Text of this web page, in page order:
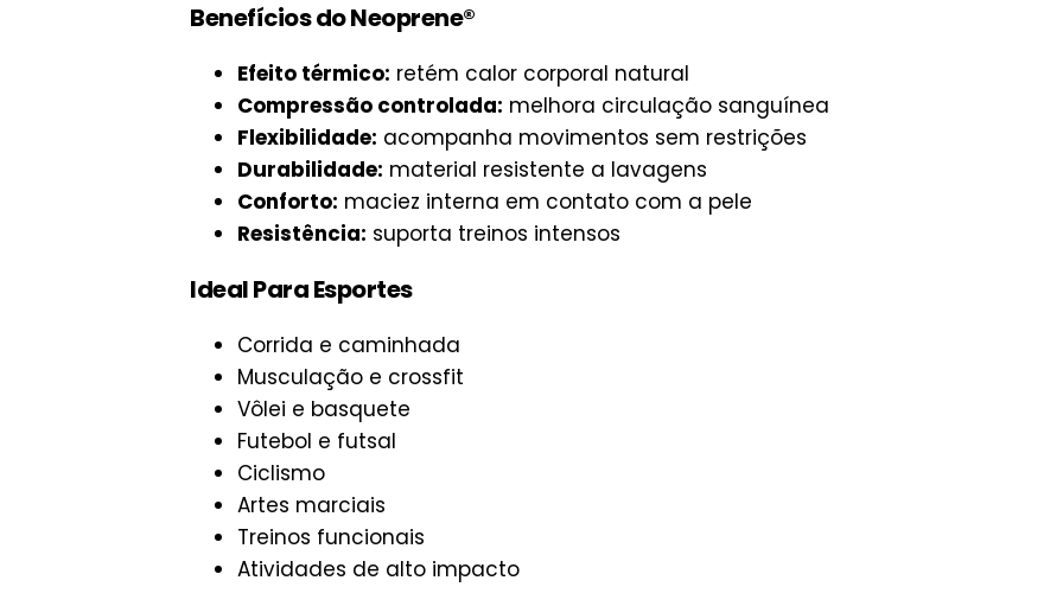
Benefícios do Neoprene®
Efeito térmico: retém calor corporal natural
Compressão controlada: melhora circulação sanguínea
Flexibilidade: acompanha movimentos sem restrições
Durabilidade: material resistente a lavagens
Conforto: maciez interna em contato com a pele
Resistência: suporta treinos intensos
Ideal Para Esportes
Corrida e caminhada
Musculação e crossfit
Vôlei e basquete
Futebol e futsal
Ciclismo
Artes marciais
Treinos funcionais
Atividades de alto impacto